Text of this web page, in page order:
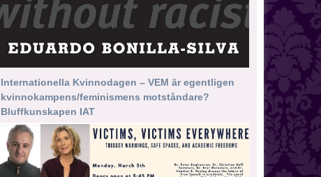
Internationella Kvinnodagen – VEM är egentligen
kvinnokampens/feminismens motståndare?
Bluffkunskapen IAT